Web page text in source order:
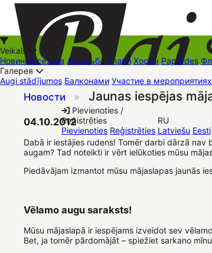
+37126545879 baizas@baizas.lv
Pievienoties /
Reģistrēties
Pievienoties Reģistrēties
RU
Latviešu Eesti
Veikals
Новинки сезона Астильба Злаки Хосты Papardes
Галерея
Augi stādījumos Балконами Участие в мероприятиях
Новости » Jaunas iespējas
04.10.2012
Dabā ir iestājies rudens! Tomēr darbi dārzā
augam? Tad noteikti ir vērt ielūkoties mūsu
Piedāvājam izmantot mūsu mājaslapas jaunās
Vēlamo augu saraksts!
Mūsu mājaslapā ir iespējams izveidot sev
Bet, ja tomēr pārdomājāt – spiežiet sarkano